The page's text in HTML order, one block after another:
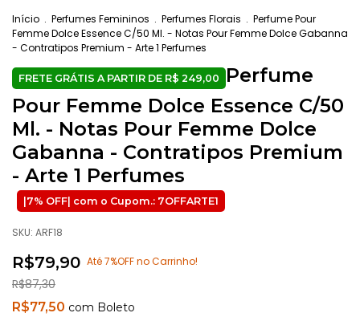
Início . Perfumes Femininos . Perfumes Florais . Perfume Pour
Femme Dolce Essence C/50 Ml. - Notas Pour Femme Dolce Gabanna
- Contratipos Premium - Arte 1 Perfumes
Perfume
Pour Femme Dolce Essence C/50
Ml. - Notas Pour Femme Dolce
Gabanna - Contratipos Premium
- Arte 1 Perfumes
SKU: ARF18
R$79,90 Até 7%OFF no Carrinho!
R$87,30
R$77,50 com Boleto